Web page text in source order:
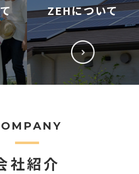
ZEHについて
社紹介